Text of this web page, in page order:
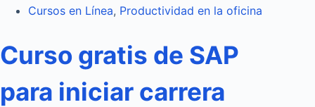
Cursos en Línea, Productividad en la oficina
Curso gratis de SAP
para iniciar carrera